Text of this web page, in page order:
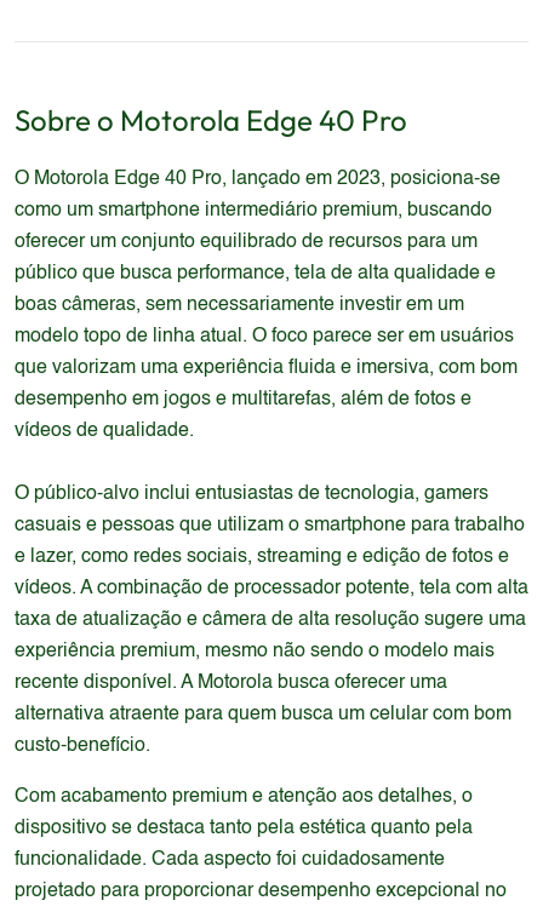
Sobre o Motorola Edge 40 Pro
O Motorola Edge 40 Pro, lançado em 2023, posiciona-se
como um smartphone intermediário premium, buscando
oferecer um conjunto equilibrado de recursos para um
público que busca performance, tela de alta qualidade e
boas câmeras, sem necessariamente investir em um
modelo topo de linha atual. O foco parece ser em usuários
que valorizam uma experiência fluida e imersiva, com bom
desempenho em jogos e multitarefas, além de fotos e
vídeos de qualidade.
O público-alvo inclui entusiastas de tecnologia, gamers
casuais e pessoas que utilizam o smartphone para trabalho
e lazer, como redes sociais, streaming e edição de fotos e
vídeos. A combinação de processador potente, tela com alta
taxa de atualização e câmera de alta resolução sugere uma
experiência premium, mesmo não sendo o modelo mais
recente disponível. A Motorola busca oferecer uma
alternativa atraente para quem busca um celular com bom
custo-benefício.
Com acabamento premium e atenção aos detalhes, o
dispositivo se destaca tanto pela estética quanto pela
funcionalidade. Cada aspecto foi cuidadosamente
projetado para proporcionar desempenho excepcional no